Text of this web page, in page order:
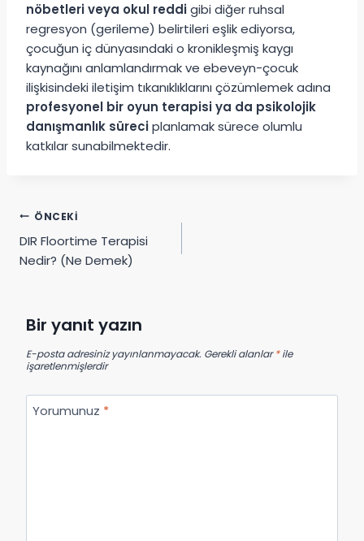
nöbetleri veya okul reddigibi diğer ruhsal
regresyon (gerileme) belirtileri eşlik ediyorsa,
çocuğun iç dünyasındaki o kronikleşmiş kaygı
kaynağını anlamlandırmak ve ebeveyn-çocuk
ilişkisindeki iletişim tıkanıklıklarını çözümlemek adına
profesyonel bir oyun terapisi ya da psikolojik
danışmanlık süreciplanlamak sürece olumlu
katkılar sunabilmektedir.
Yazı
gezinmesi
ÖNCEKI
DIR Floortime Terapisi
Nedir? (Ne Demek)
Bir yanıt yazın
E-posta adresiniz yayınlanmayacak. Gerekli alanlar*ile
işaretlenmişlerdir
Yorumunuz *